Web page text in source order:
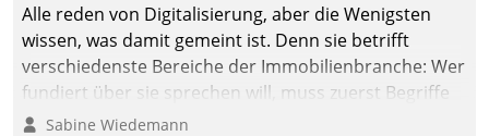
Alle reden von Digitalisierung, aber die Wenigsten
wissen, was damit gemeint ist. Denn sie betrifft
verschiedenste Bereiche der Immobilienbranche: Wer
fundiert über sie sprechen will, muss zuerst Begriffe
klären. Ein Aspekt ist die betriebliche Optimierung:
Sabine Wiedemann